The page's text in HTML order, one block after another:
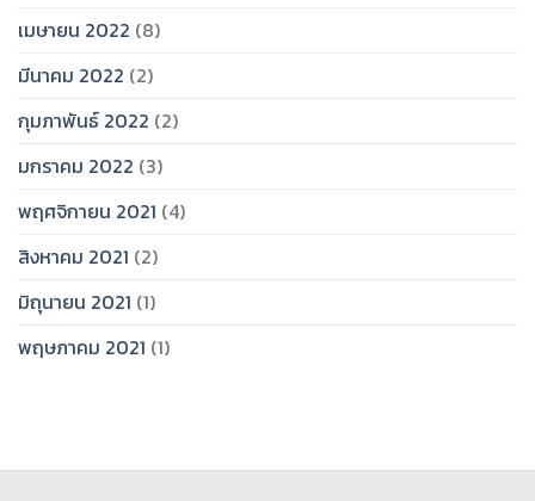
เมษายน 2022 (8)
มีนาคม 2022 (2)
กุมภาพันธ์ 2022 (2)
มกราคม 2022 (3)
พฤศจิกายน 2021 (4)
สิงหาคม 2021 (2)
มิถุนายน 2021 (1)
พฤษภาคม 2021 (1)